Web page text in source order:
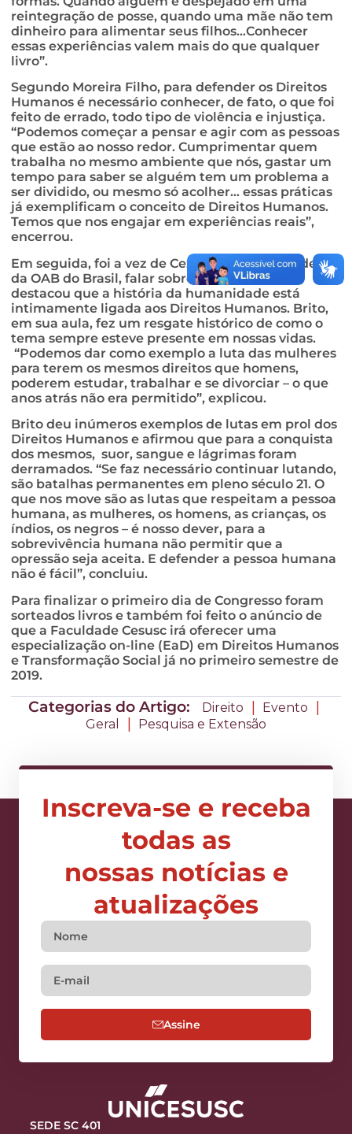
reintegração de posse, quando uma mãe não tem
dinheiro para alimentar seus filhos…Conhecer
essas experiências valem mais do que qualquer
livro”.
Segundo Moreira Filho, para defender os Direitos
Humanos é necessário conhecer, de fato, o que foi
feito de errado, todo tipo de violência e injustiça.
“Podemos começar a pensar e agir com as pessoas
que estão ao nosso redor. Cumprimentar quem
trabalha no mesmo ambiente que nós, gastar um
tempo para saber se alguém tem um problema a
ser dividido, ou mesmo só acolher… essas práticas
já exemplificam o conceito de Direitos Humanos.
Temos que nos engajar em experiências reais”,
encerrou.
Em seguida, foi a vez de Cezar Brito, ex-presidente
da OAB do Brasil, falar sobre o assunto. Ele
destacou que a história da humanidade está
intimamente ligada aos Direitos Humanos. Brito,
em sua aula, fez um resgate histórico de como o
tema sempre esteve presente em nossas vidas.
“Podemos dar como exemplo a luta das mulheres
para terem os mesmos direitos que homens,
poderem estudar, trabalhar e se divorciar – o que
anos atrás não era permitido”, explicou.
Brito deu inúmeros exemplos de lutas em prol dos
Direitos Humanos e afirmou que para a conquista
dos mesmos, suor, sangue e lágrimas foram
derramados. “Se faz necessário continuar lutando,
são batalhas permanentes em pleno século 21. O
que nos move são as lutas que respeitam a pessoa
humana, as mulheres, os homens, as crianças, os
índios, os negros – é nosso dever, para a
sobrevivência humana não permitir que a
opressão seja aceita. E defender a pessoa humana
não é fácil”, concluiu.
Para finalizar o primeiro dia de Congresso foram
sorteados livros e também foi feito o anúncio de
que a Faculdade Cesusc irá oferecer uma
especialização on-line (EaD) em Direitos Humanos
e Transformação Social já no primeiro semestre de
2019.
Categorias do Artigo: Direito | Evento |
Geral | Pesquisa e Extensão
Inscreva-se e receba
todas as
nossas notícias e
atualizações
Assine
SEDE SC 401